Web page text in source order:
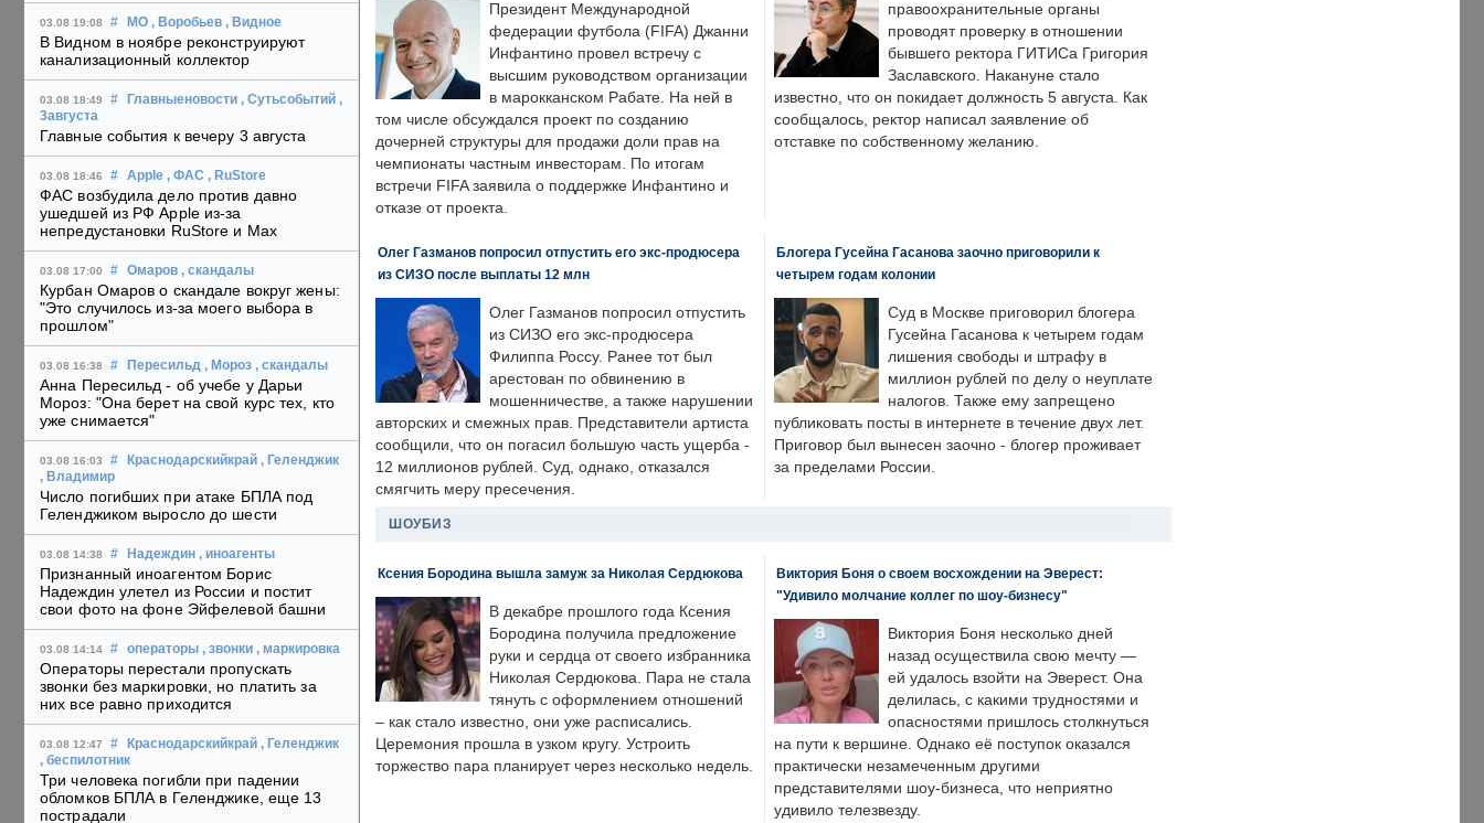
03.08 19:08 # МО , Воробьев , Видное
В Видном в ноябре реконструируют
канализационный коллектор
03.08 18:49 # Главныеновости , Сутьсобытий ,
3августа
Главные события к вечеру 3 августа
03.08 18:46 # Apple , ФАС , RuStore
ФАС возбудила дело против давно
ушедшей из РФ Apple из-за
непредустановки RuStore и Max
03.08 17:00 # Омаров , скандалы
Курбан Омаров о скандале вокруг жены:
"Это случилось из-за моего выбора в
прошлом"
03.08 16:38 # Пересильд , Мороз , скандалы
Анна Пересильд - об учебе у Дарьи
Мороз: "Она берет на свой курс тех, кто
уже снимается"
03.08 16:03 # Краснодарскийкрай , Геленджик
, Владимир
Число погибших при атаке БПЛА под
Геленджиком выросло до шести
03.08 14:38 # Надеждин , иноагенты
Признанный иноагентом Борис
Надеждин улетел из России и постит
свои фото на фоне Эйфелевой башни
03.08 14:14 # операторы , звонки , маркировка
Операторы перестали пропускать
звонки без маркировки, но платить за
них все равно приходится
03.08 12:47 # Краснодарскийкрай , Геленджик
, беспилотник
Три человека погибли при падении
обломков БПЛА в Геленджике, еще 13
пострадали
Президент Международной
федерации футбола (FIFA) Джанни
Инфантино провел встречу с
высшим руководством организации
в марокканском Рабате. На ней в
том числе обсуждался проект по созданию
дочерней структуры для продажи доли прав на
чемпионаты частным инвесторам. По итогам
встречи FIFA заявила о поддержке Инфантино и
отказе от проекта.
правоохранительные органы
проводят проверку в отношении
бывшего ректора ГИТИСа Григория
Заславского. Накануне стало
известно, что он покидает должность 5 августа. Как
сообщалось, ректор написал заявление об
отставке по собственному желанию.
Олег Газманов попросил отпустить его экс-продюсера
из СИЗО после выплаты 12 млн
Олег Газманов попросил отпустить
из СИЗО его экс-продюсера
Филиппа Россу. Ранее тот был
арестован по обвинению в
мошенничестве, а также нарушении
авторских и смежных прав. Представители артиста
сообщили, что он погасил большую часть ущерба -
12 миллионов рублей. Суд, однако, отказался
смягчить меру пресечения.
Блогера Гусейна Гасанова заочно приговорили к
четырем годам колонии
Суд в Москве приговорил блогера
Гусейна Гасанова к четырем годам
лишения свободы и штрафу в
миллион рублей по делу о неуплате
налогов. Также ему запрещено
публиковать посты в интернете в течение двух лет.
Приговор был вынесен заочно - блогер проживает
за пределами России.
ШОУБИЗ
Ксения Бородина вышла замуж за Николая Сердюкова
В декабре прошлого года Ксения
Бородина получила предложение
руки и сердца от своего избранника
Николая Сердюкова. Пара не стала
тянуть с оформлением отношений
– как стало известно, они уже расписались.
Церемония прошла в узком кругу. Устроить
торжество пара планирует через несколько недель.
Виктория Боня о своем восхождении на Эверест:
"Удивило молчание коллег по шоу-бизнесу"
Виктория Боня несколько дней
назад осуществила свою мечту —
ей удалось взойти на Эверест. Она
делилась, с какими трудностями и
опасностями пришлось столкнуться
на пути к вершине. Однако её поступок оказался
практически незамеченным другими
представителями шоу-бизнеса, что неприятно
удивило телезвезду.